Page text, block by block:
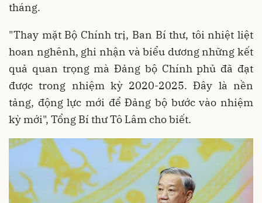
tháng.
"Thay mặt Bộ Chính trị, Ban Bí thư, tôi nhiệt liệt
hoan nghênh, ghi nhận và biểu dương những kết
quả quan trọng mà Đảng bộ Chính phủ đã đạt
được trong nhiệm kỳ 2020-2025. Đây là nền
tảng, động lực mới để Đảng bộ bước vào nhiệm
kỳ mới", Tổng Bí thư Tô Lâm cho biết.